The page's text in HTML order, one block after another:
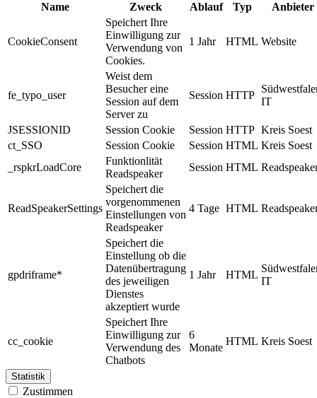
Name Zweck Ablauf Typ Anbieter
CookieConsent
Speichert Ihre
Einwilligung zur
Verwendung von
Cookies.
1 Jahr HTML Website
fe_typo_user
Weist dem
Besucher eine
Session auf dem
Server zu
Session HTTP
IT
JSESSIONID Session Cookie Session HTTP Kreis Soest
ct_SSO
Session Cookie Session HTML Kreis Soest
_rspkrLoadCore
Funktionlität
Readspeaker
Session HTML
ReadSpeakerSettings
Speichert die
vorgenommenen
Einstellungen von
Readspeaker
4 Tage HTML
gpdriframe*
Speichert die
Einstellung ob die
Datenübertragung
des jeweiligen
Dienstes
akzeptiert wurde
1 Jahr HTML
IT
cc_cookie
Speichert Ihre
Einwilligung zur
Verwendung des
Chatbots
6
Monate
HTML Kreis Soest
Statistik
Zustimmen